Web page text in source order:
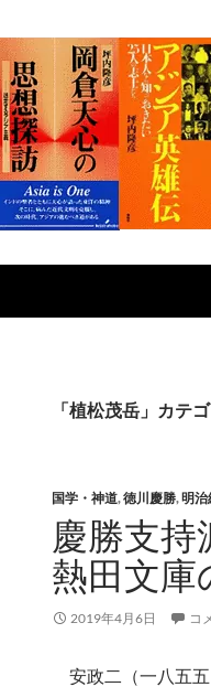
「植松茂岳」カテ
国学・神道,徳川慶勝,明治
慶勝支
熱田文庫
2019年4月6日 コ
安政二（一八五五